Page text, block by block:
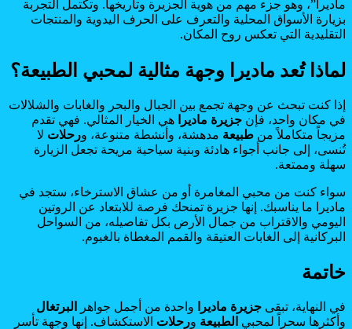
ماديرا”، وهو جزء مهم من هوية الجزيرة وتاريخها. وتكتمل التجربة
بزيارة الأسواق المحلية والتعرف على الحرف اليدوية والمنتجات
التقليدية التي تعكس روح المكان.
لماذا تُعد ماديرا وجهة مثالية لمحبي الطبيعة؟
إذا كنت تبحث عن وجهة تجمع بين الجبال والبحر والغابات والشلالات
في مكان واحد، فإن جزيرة ماديرا
هي الخيار المثالي. فهي تقدم
مزيجاً متكاملاً من طبيعة مدهشة، وأنشطة متنوعة، ورحلات لا
تُنسى، إلى جانب أجواء هادئة وبنية سياحية مريحة تجعل الزيارة
سهلة وممتعة.
سواء كنت من محبي المغامرة أو من عشاق الاسترخاء، ستجد في
ماديرا ما يناسبك. إنها جزيرة تمنحك فرصة للابتعاد عن الروتين
اليومي والاقتراب من جمال الأرض بكل تفاصيله، من السواحل
البركانية إلى الغابات العتيقة والقمم المغطاة بالغيوم.
خاتمة
في النهاية، تبقى جزيرة ماديرا واحدة من أجمل جواهر
البرتغال
وأكثرها سحراً لمحبي الطبيعة ورحلات الاستكشاف. إنها وجهة تأسر